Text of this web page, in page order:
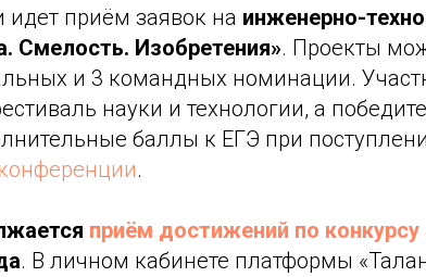
идет приём заявок на инженерно-
Смелость. Изобретения». Проекты
и 3 командных номинации.
науки и технологии, а
баллы к ЕГЭ при
.
приём достижений по
. В личном кабинете платформы